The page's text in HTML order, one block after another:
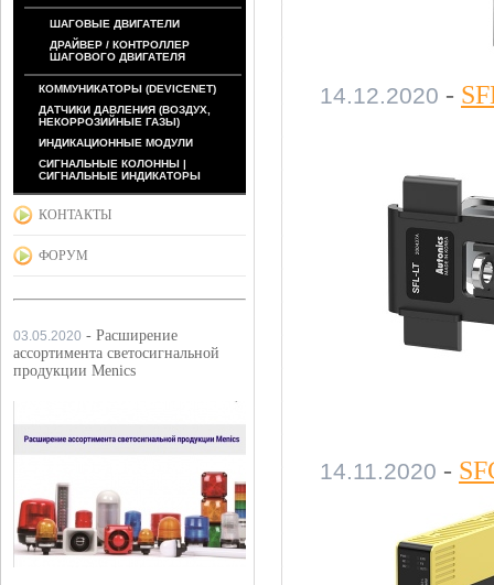
ШАГОВЫЕ ДВИГАТЕЛИ
ДРАЙВЕР / КОНТРОЛЛЕР
ШАГОВОГО ДВИГАТЕЛЯ
КОММУНИКАТОРЫ (DEVICENET)
ДАТЧИКИ ДАВЛЕНИЯ (ВОЗДУХ,
НЕКОРРОЗИЙНЫЕ ГАЗЫ)
ИНДИКАЦИОННЫЕ МОДУЛИ
СИГНАЛЬНЫЕ КОЛОННЫ |
СИГНАЛЬНЫЕ ИНДИКАТОРЫ
КОНТАКТЫ
ФОРУМ
03.05.2020 - Расширение
ассортимента светосигнальной
продукции Menics
14.12.2020 -
14.11.2020 -